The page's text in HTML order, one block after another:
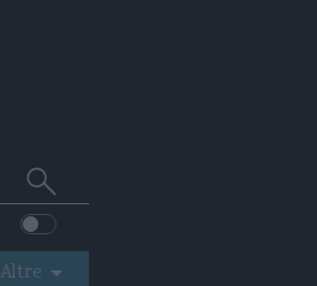
Cerca
su
Trentino
Altre